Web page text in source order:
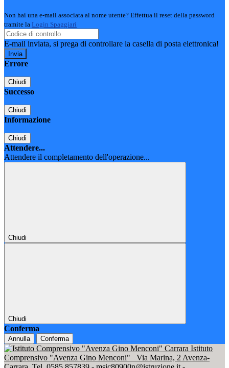
Non hai una e-mail associata al nome utente? Effettua il reset della password
tramite la Login Spaggiari
E-mail inviata, si prega di controllare la casella di posta elettronica!
Errore
Chiudi
Successo
Chiudi
Informazione
Chiudi
Attendere...
Attendere il completamento dell'operazione...
Chiudi
Chiudi
Conferma
Annulla Conferma
Istituto
Comprensivo "Avenza Gino Menconi"
Via Marina, 2 Avenza-